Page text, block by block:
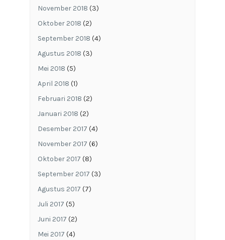
November 2018 (3)
Oktober 2018 (2)
September 2018 (4)
Agustus 2018 (3)
Mei 2018 (5)
April 2018 (1)
Februari 2018 (2)
Januari 2018 (2)
Desember 2017 (4)
November 2017 (6)
Oktober 2017 (8)
September 2017 (3)
Agustus 2017 (7)
Juli 2017 (5)
Juni 2017 (2)
Mei 2017 (4)